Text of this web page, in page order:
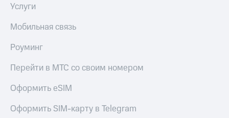
Услуги
Мобильная связь
Роуминг
Перейти в МТС со своим номером
Оформить eSIM
Оформить SIM-карту в Telegram